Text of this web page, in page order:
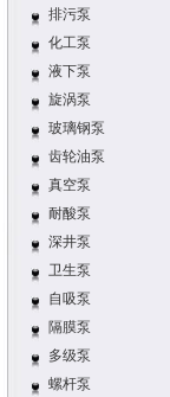
排污泵
化工泵
液下泵
旋涡泵
玻璃钢泵
齿轮油泵
真空泵
耐酸泵
深井泵
卫生泵
自吸泵
隔膜泵
多级泵
螺杆泵